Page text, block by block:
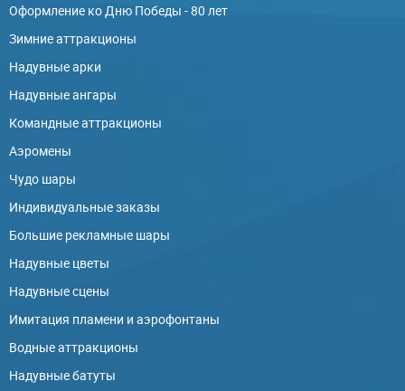
Оформление ко Дню Победы - 80 лет
Зимние аттракционы
Надувные арки
Надувные ангары
Командные аттракционы
Аэромены
Чудо шары
Индивидуальные заказы
Большие рекламные шары
Надувные цветы
Надувные сцены
Имитация пламени и аэрофонтаны
Водные аттракционы
Надувные батуты